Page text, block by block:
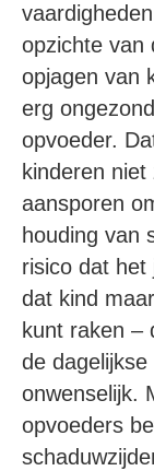
opzichte van
opjagen van
erg
opvoeder.
kinderen
aansporen
houding van
risico dat het
dat kind
kunt raken –
de
onwenselijk.
opvoeders